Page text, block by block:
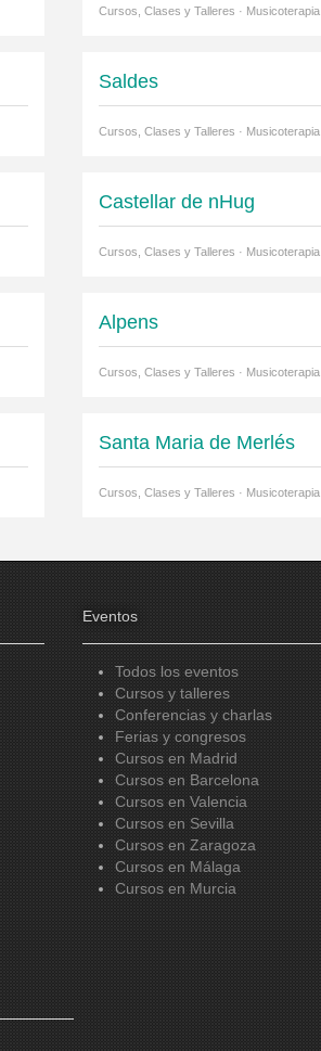
Cursos, Clases y Talleres · Musicoterapia
Saldes
Cursos, Clases y Talleres · Musicoterapia
Castellar de nHug
Cursos, Clases y Talleres · Musicoterapia
Alpens
Cursos, Clases y Talleres · Musicoterapia
Santa Maria de Merlés
Cursos, Clases y Talleres · Musicoterapia
Eventos
Todos los eventos
Cursos y talleres
Conferencias y charlas
Ferias y congresos
Cursos en Madrid
Cursos en Barcelona
Cursos en Valencia
Cursos en Sevilla
Cursos en Zaragoza
Cursos en Málaga
Cursos en Murcia